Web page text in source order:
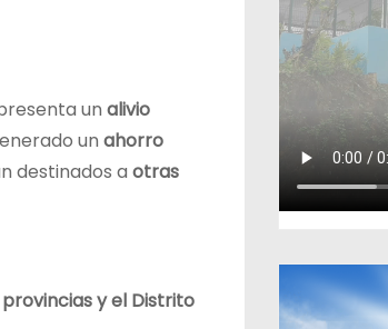
un alivio
un ahorro
destinados a otras
y el Distrito